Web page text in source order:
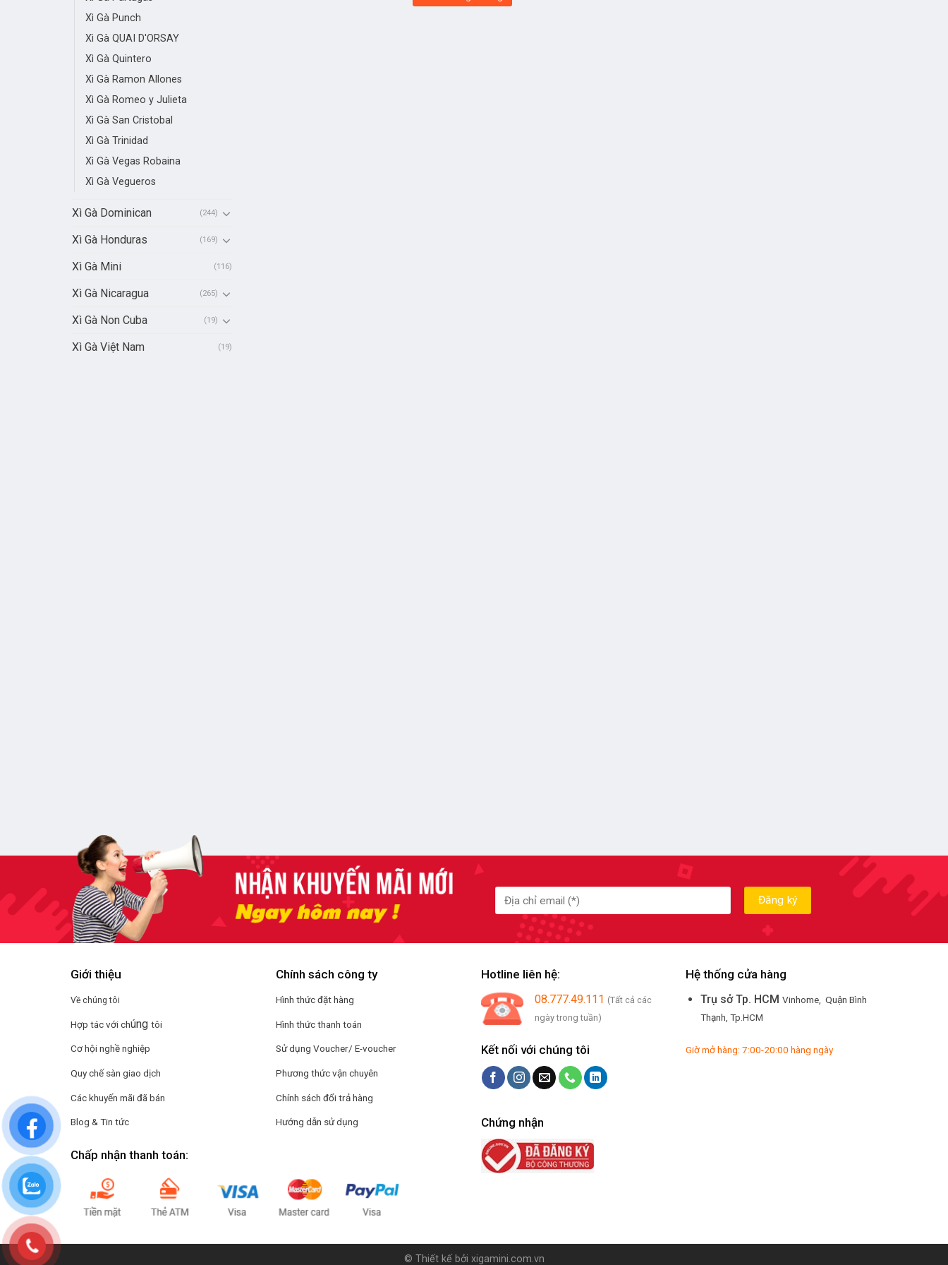
Xì Gà Punch
Xì Gà QUAI D'ORSAY
Xì Gà Quintero
Xì Gà Ramon Allones
Xì Gà Romeo y Julieta
Xì Gà San Cristobal
Xì Gà Trinidad
Xì Gà Vegas Robaina
Xì Gà Vegueros
Xì Gà Dominican (244)
Xì Gà Honduras (169)
Xì Gà Mini (116)
Xì Gà Nicaragua (265)
Xì Gà Non Cuba (19)
Xì Gà Việt Nam (19)
Giới thiệu
Về chúng tôi
Hợp tác với chúngtôi
Cơ hội nghề nghiệp
Quy chế sàn giao dịch
Các khuyến mãi đã bán
Blog & Tin tức
Chính sách công ty
Hình thức đặt hàng
Hình thức thanh toán
Sử dụng Voucher/ E-voucher
Phương thức vận chuyên
Chính sách đổi trả hàng
Hướng dẫn sử dụng
Chấp nhận thanh toán:
Hotline liên hệ:
08.777.49.111 (Tất cả các
ngày trong tuần)
Kết nối với chúng tôi
Chứng nhận
Hệ thống cửa hàng
Trụ sở Tp. HCM Vinhome, Quận Bình
Thạnh, Tp.HCM
Giờ mở hàng: 7:00-20:00 hàng ngày
© Thiết kế bởi xigamini.com.vn